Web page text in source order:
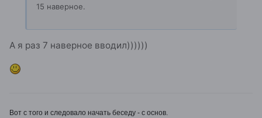
15 наверное.
А я раз 7 наверное вводил))))))
Вот с того и следовало начать беседу - с основ.